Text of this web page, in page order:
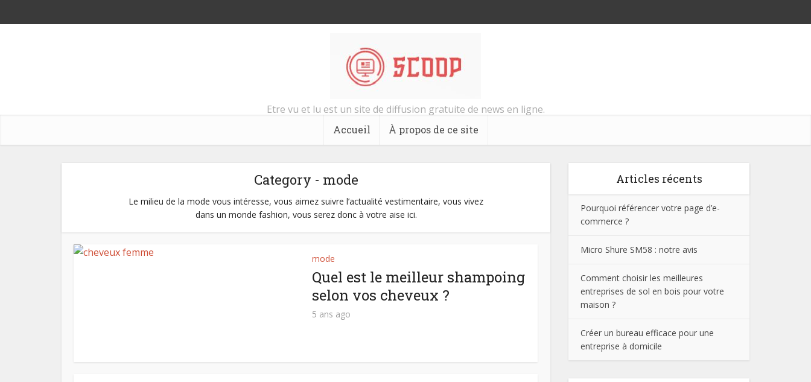
Etre vu et lu est un site de diffusion gratuite de news en ligne.
Accueil À propos de ce site
Category - mode
Le milieu de la mode vous intéresse, vous aimez suivre l’actualité vestimentaire, vous vivez
dans un monde fashion, vous serez donc à votre aise ici.
mode
Quel est le meilleur shampoing
selon vos cheveux ?
5 ans ago
Articles récents
Pourquoi référencer votre page d’e-
commerce ?
Micro Shure SM58 : notre avis
Comment choisir les meilleures
entreprises de sol en bois pour votre
maison ?
Créer un bureau efficace pour une
entreprise à domicile